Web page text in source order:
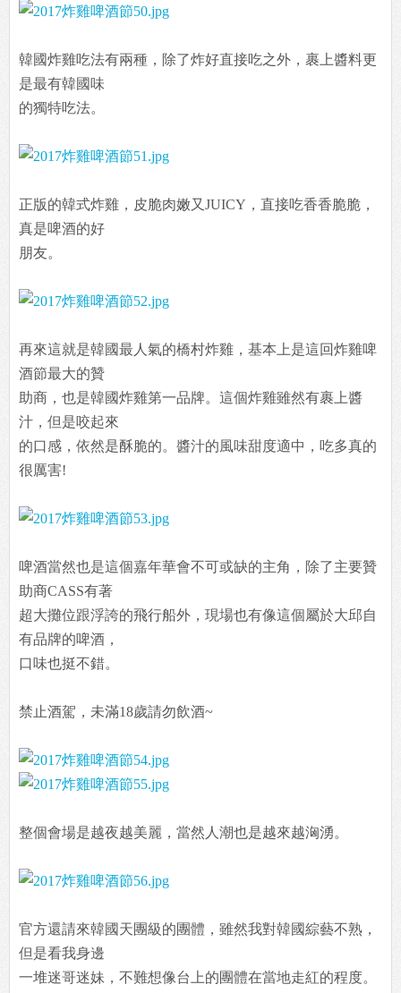
韓國炸雞吃法有兩種，除了炸好直接吃之外，裹上醬料更
是最有韓國味
的獨特吃法。
正版的韓式炸雞，皮脆肉嫩又JUICY，直接吃香香脆脆，
真是啤酒的好
朋友。
再來這就是韓國最人氣的橋村炸雞，基本上是這回炸雞啤
酒節最大的贊
助商，也是韓國炸雞第一品牌。這個炸雞雖然有裹上醬
汁，但是咬起來
的口感，依然是酥脆的。醬汁的風味甜度適中，吃多真的
很厲害!
啤酒當然也是這個嘉年華會不可或缺的主角，除了主要贊
助商CASS有著
超大攤位跟浮誇的飛行船外，現場也有像這個屬於大邱自
有品牌的啤酒，
口味也挺不錯。
禁止酒駕，未滿18歲請勿飲酒~
整個會場是越夜越美麗，當然人潮也是越來越洶湧。
官方還請來韓國天團級的團體，雖然我對韓國綜藝不熟，
但是看我身邊
一堆迷哥迷妹，不難想像台上的團體在當地走紅的程度。